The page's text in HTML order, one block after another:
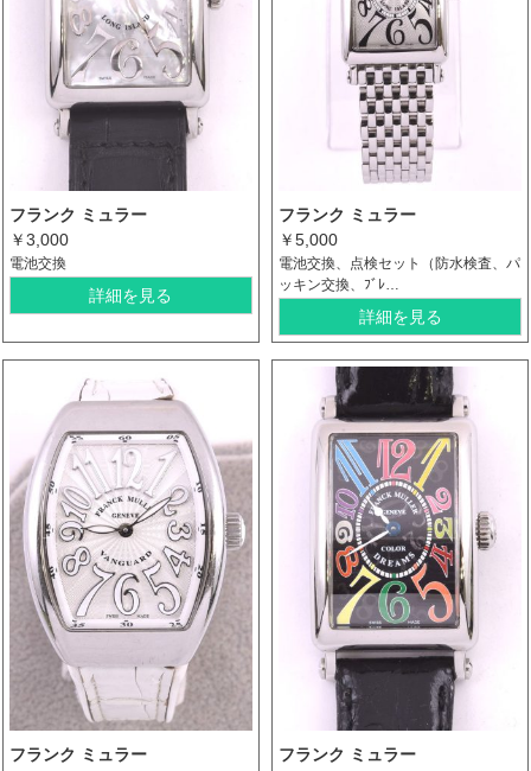
フランク ミュラー
￥3,000
電池交換
詳細を見る
フランク ミュラー
￥5,000
電池交換、点検セット（防水検査、パ
ッキン交換、ﾌﾞﾚ…
詳細を見る
フランク ミュラー
フランク ミュラー